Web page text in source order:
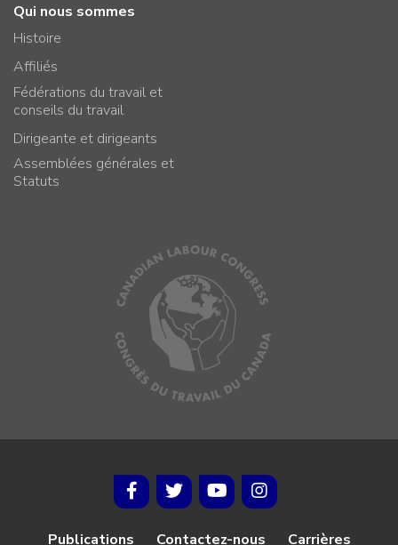
Qui nous sommes
Histoire
Affiliés
Fédérations du travail et
conseils du travail
Dirigeante et dirigeants
Assemblées générales et
Statuts
Publications Contactez-nous Carrières